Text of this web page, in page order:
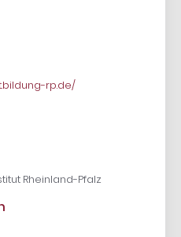
rp.de/
Rheinland-Pfalz